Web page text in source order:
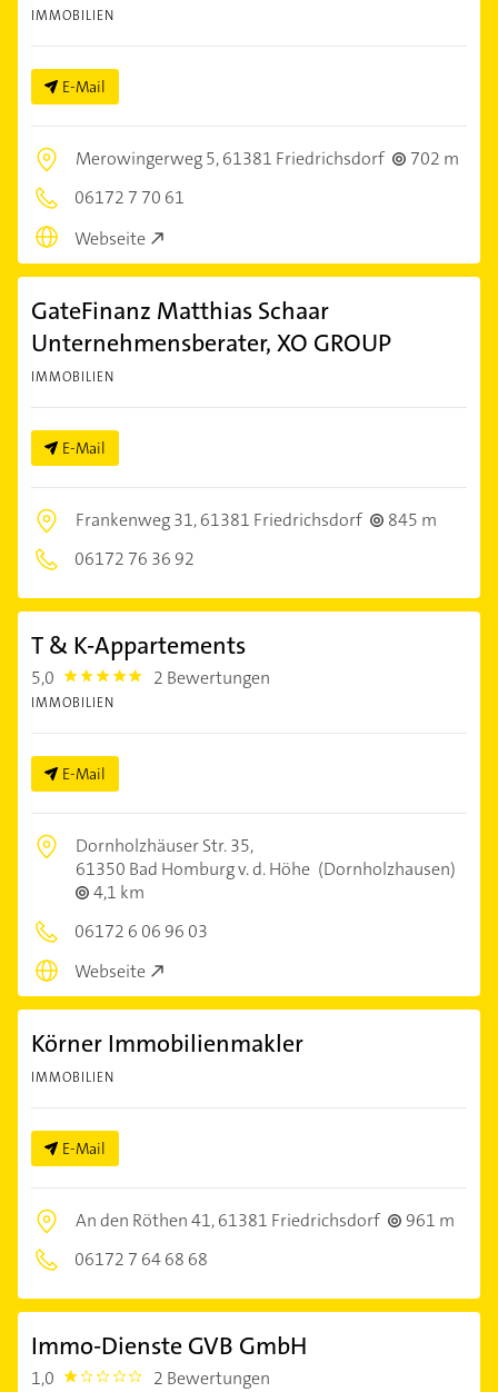
IMMOBILIEN
E-Mail
Merowingerweg 5,61381 Friedrichsdorf
702 m
06172 7 70 61
Webseite
GateFinanz Matthias Schaar
Unternehmensberater, XO GROUP
IMMOBILIEN
E-Mail
Frankenweg 31,61381 Friedrichsdorf
845 m
06172 76 36 92
T & K-Appartements
5,0 5.0 2 Bewertungen
IMMOBILIEN
E-Mail
Dornholzhäuser Str. 35,
61350 Bad Homburg v. d. Höhe (Dornholzhausen)
4,1 km
06172 6 06 96 03
Webseite
Körner Immobilienmakler
IMMOBILIEN
E-Mail
An den Röthen 41,61381 Friedrichsdorf
961 m
06172 7 64 68 68
Immo-Dienste GVB GmbH
1,0 1.0 2 Bewertungen